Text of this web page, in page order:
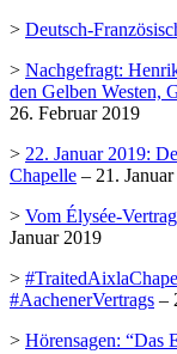
> Deutsch-
> Nachgefragt:
den Gelben Westen,
26. Februar 2019
> 22. Januar 2019:
Chapelle – 21.
> Vom Élysée-
Januar 2019
>
#AachenerVertrags –
> Hörensagen: “Das